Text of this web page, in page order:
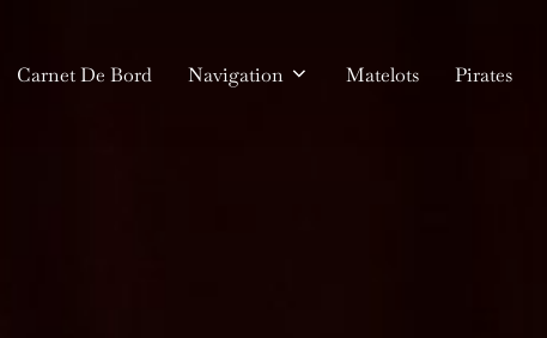
Carnet De Bord Navigation Matelots Pirates